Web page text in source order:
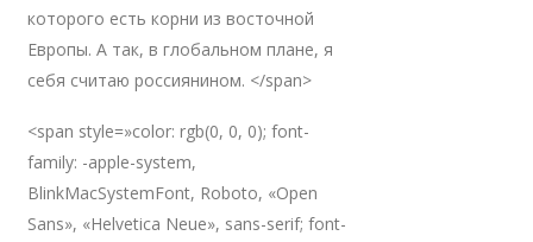
которого есть корни из восточной
Европы. А так, в глобальном плане, я
себя считаю россиянином. </span>
<span style=»color: rgb(0, 0, 0); font-
family: -apple-system,
BlinkMacSystemFont, Roboto, «Open
Sans», «Helvetica Neue», sans-serif; font-